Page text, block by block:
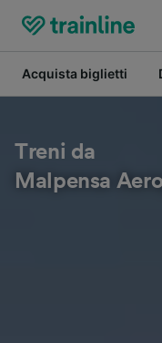
Acquista biglietti
Treni da
Malpensa